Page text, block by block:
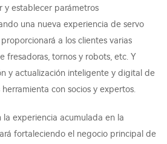
y establecer parámetros
una nueva experiencia de servo
a los clientes varias
fresadoras, tornos y robots, etc. Y
y actualización inteligente y digital de
con socios y expertos.
la experiencia acumulada en la
fortaleciendo el negocio principal de